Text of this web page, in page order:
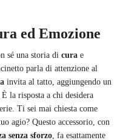
ed Emozione
sé una storia di cura e
parla di attenzione al
invita al tatto, aggiungendo un
È la risposta a chi desidera
Ti sei mai chiesta come
agio? Questo accessorio, con
senza sforzo, fa esattamente